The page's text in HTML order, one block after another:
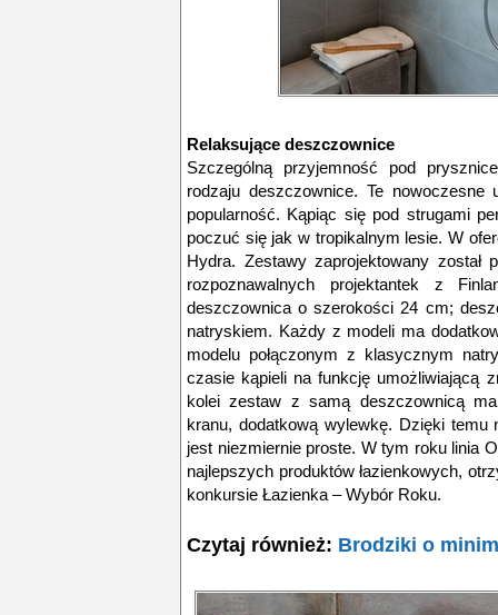
Relaksujące deszczownice
Szczególną przyjemność pod
rodzaju deszczownice. Te
popularność. Kąpiąc się pod strugami
poczuć się jak w tropikalnym lesie. W
Hydra. Zestawy zaprojektowany
rozpoznawalnych projektantek z
deszczownica o szerokości 24 cm;
natryskiem. Każdy z modeli ma
modelu połączonym z klasycznym
czasie kąpieli na funkcję umożliwiającą
kolei zestaw z samą deszczownicą
kranu, dodatkową wylewkę. Dzięki temu
jest niezmiernie proste. W tym roku linia
najlepszych produktów łazienkowych,
konkursie Łazienka – Wybór Roku.
Czytaj również: Brodziki o